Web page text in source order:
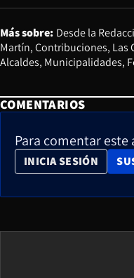
Más sobre: Desde la
Martín Contribuciones Las
Alcaldes Municipalidades
COMENTARIOS
Para comentar
INICIA SESIÓN